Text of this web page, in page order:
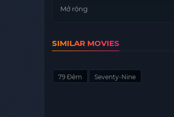
Mở rộng
SIMILAR MOVIES
79 Đêm Seventy-Nine